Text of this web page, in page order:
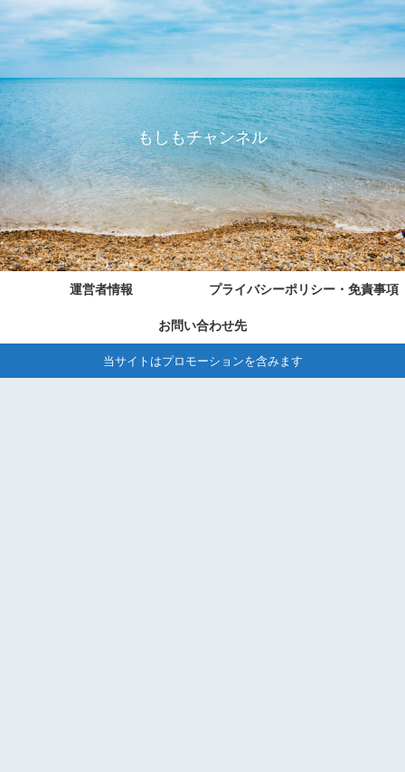
もしもチャンネル
運営者情報 プライバシーポリシー・免責事項
お問い合わせ先
当サイトはプロモーションを含みます